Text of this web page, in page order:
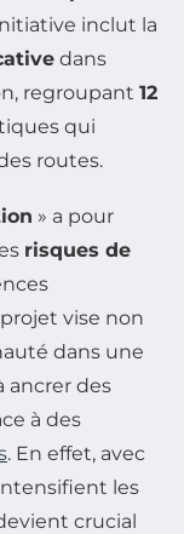
inclut la
dans
regroupant 12
qui
routes.
» a pour
risques de
vise non
dans une
ancrer des
à des
. En effet, avec
les
crucial